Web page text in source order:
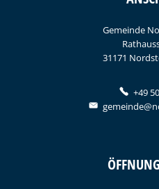
Gemeinde
31171
+49